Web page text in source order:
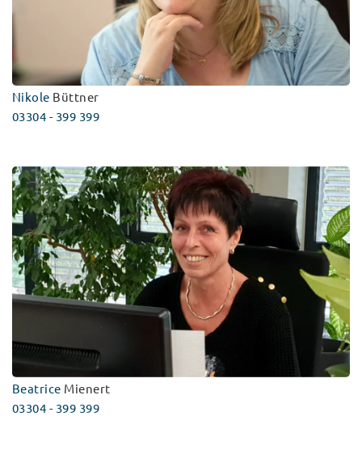
Nikole Büttner
03304 - 399 399
Beatrice Mienert
03304 - 399 399